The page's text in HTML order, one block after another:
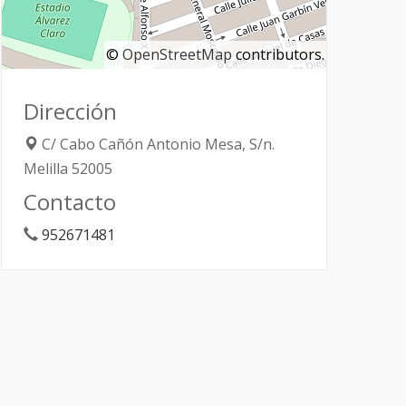
© OpenStreetMap contributors.
Dirección
C/ Cabo Cañón Antonio Mesa, S/n.
Melilla 52005
Contacto
952671481